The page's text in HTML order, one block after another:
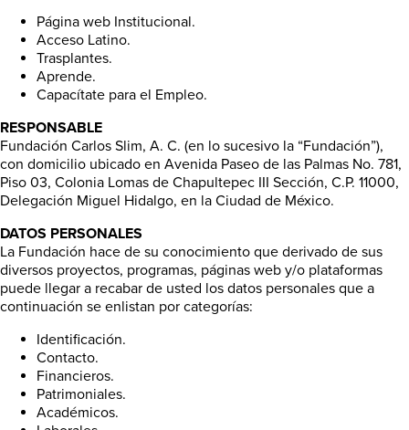
Página web Institucional.
Acceso Latino.
Trasplantes.
Aprende.
Capacítate para el Empleo.
RESPONSABLE
Fundación Carlos Slim, A. C. (en lo sucesivo la “Fundación”),
con domicilio ubicado en Avenida Paseo de las Palmas No. 781,
Piso 03, Colonia Lomas de Chapultepec III Sección, C.P. 11000,
Delegación Miguel Hidalgo, en la Ciudad de México.
DATOS PERSONALES
La Fundación hace de su conocimiento que derivado de sus
diversos proyectos, programas, páginas web y/o plataformas
puede llegar a recabar de usted los datos personales que a
continuación se enlistan por categorías:
Identificación.
Contacto.
Financieros.
Patrimoniales.
Académicos.